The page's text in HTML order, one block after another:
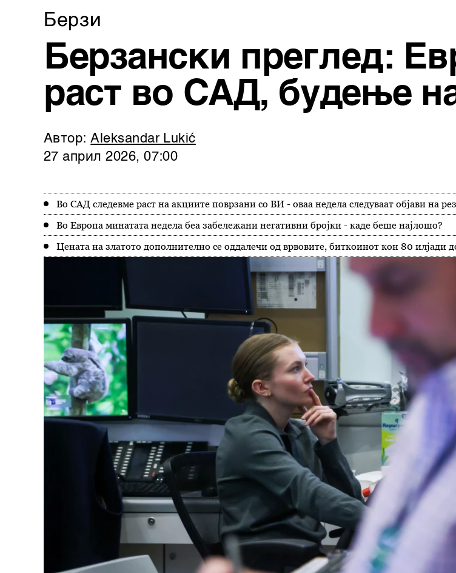
Берзи
Берзански преглед:
раст во САД, будење
Автор:Aleksandar Lukić
27 април 2026, 07:00
Во САД следевме раст на акциите поврзани со ВИ - оваа недела следуваат објави на
Во Европа минатата недела беа забележани негативни бројки - каде беше најлошо?
Цената на златото дополнително се оддалечи од врвовите, биткоинот кон 80 илјади